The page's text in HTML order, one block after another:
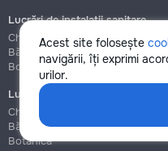
Acest site folosește
navigării, îți exprimi
urilor.
Lucrări de instalații sanitare
Chișinău
Bălți
Botanica
Lucrări de construcție și instalare
Chișinău
Bălți
Botanica